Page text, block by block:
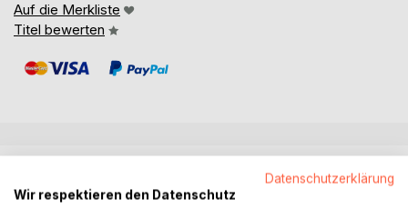
Auf die Merkliste
Titel bewerten
Datenschutzerklärung
Wir respektieren den Datenschutz